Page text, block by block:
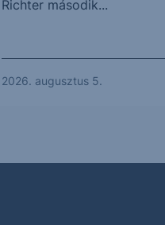
Richter második...
2026. augusztus 5.